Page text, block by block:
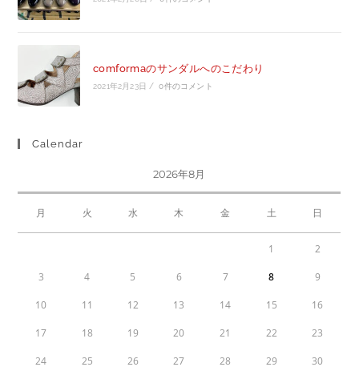
comformaのサンダルへのこだわり
2021年2月23日 / 0件のコメント
Calendar
2026年8月
月 火 水 木 金 土 日
1 2
3 4 5 6 7 8 9
10 11 12 13 14 15 16
17 18 19 20 21 22 23
24 25 26 27 28 29 30